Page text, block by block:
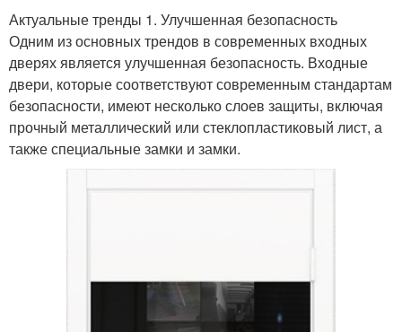
Актуальные тренды 1. Улучшенная безопасность
Одним из основных трендов в современных входных
дверях является улучшенная безопасность. Входные
двери, которые соответствуют современным стандартам
безопасности, имеют несколько слоев защиты, включая
прочный металлический или стеклопластиковый лист, а
также специальные замки и замки.